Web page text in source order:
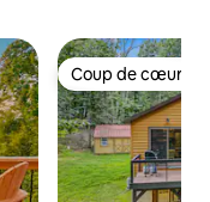
Coup de cœur
Coup de cœur